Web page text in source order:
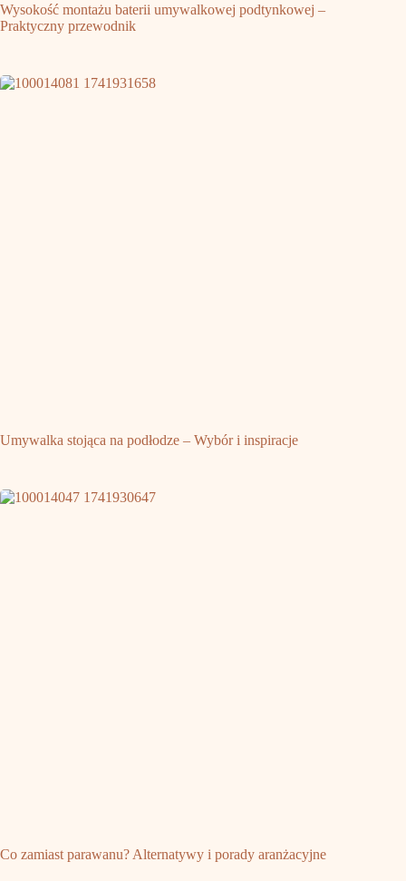
Wysokość montażu baterii umywalkowej podtynkowej –
Praktyczny przewodnik
Umywalka stojąca na podłodze – Wybór i inspiracje
Co zamiast parawanu? Alternatywy i porady aranżacyjne